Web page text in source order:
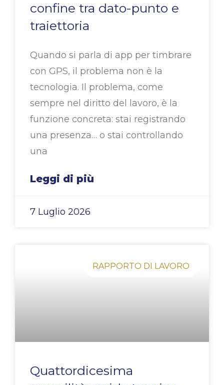
confine tra dato-punto e
traiettoria
Quando si parla di app per timbrare
con GPS, il problema non è la
tecnologia. Il problema, come
sempre nel diritto del lavoro, è la
funzione concreta: stai registrando
una presenza… o stai controllando
una
Leggi di più
7 Luglio 2026
RAPPORTO DI LAVORO
Quattordicesima